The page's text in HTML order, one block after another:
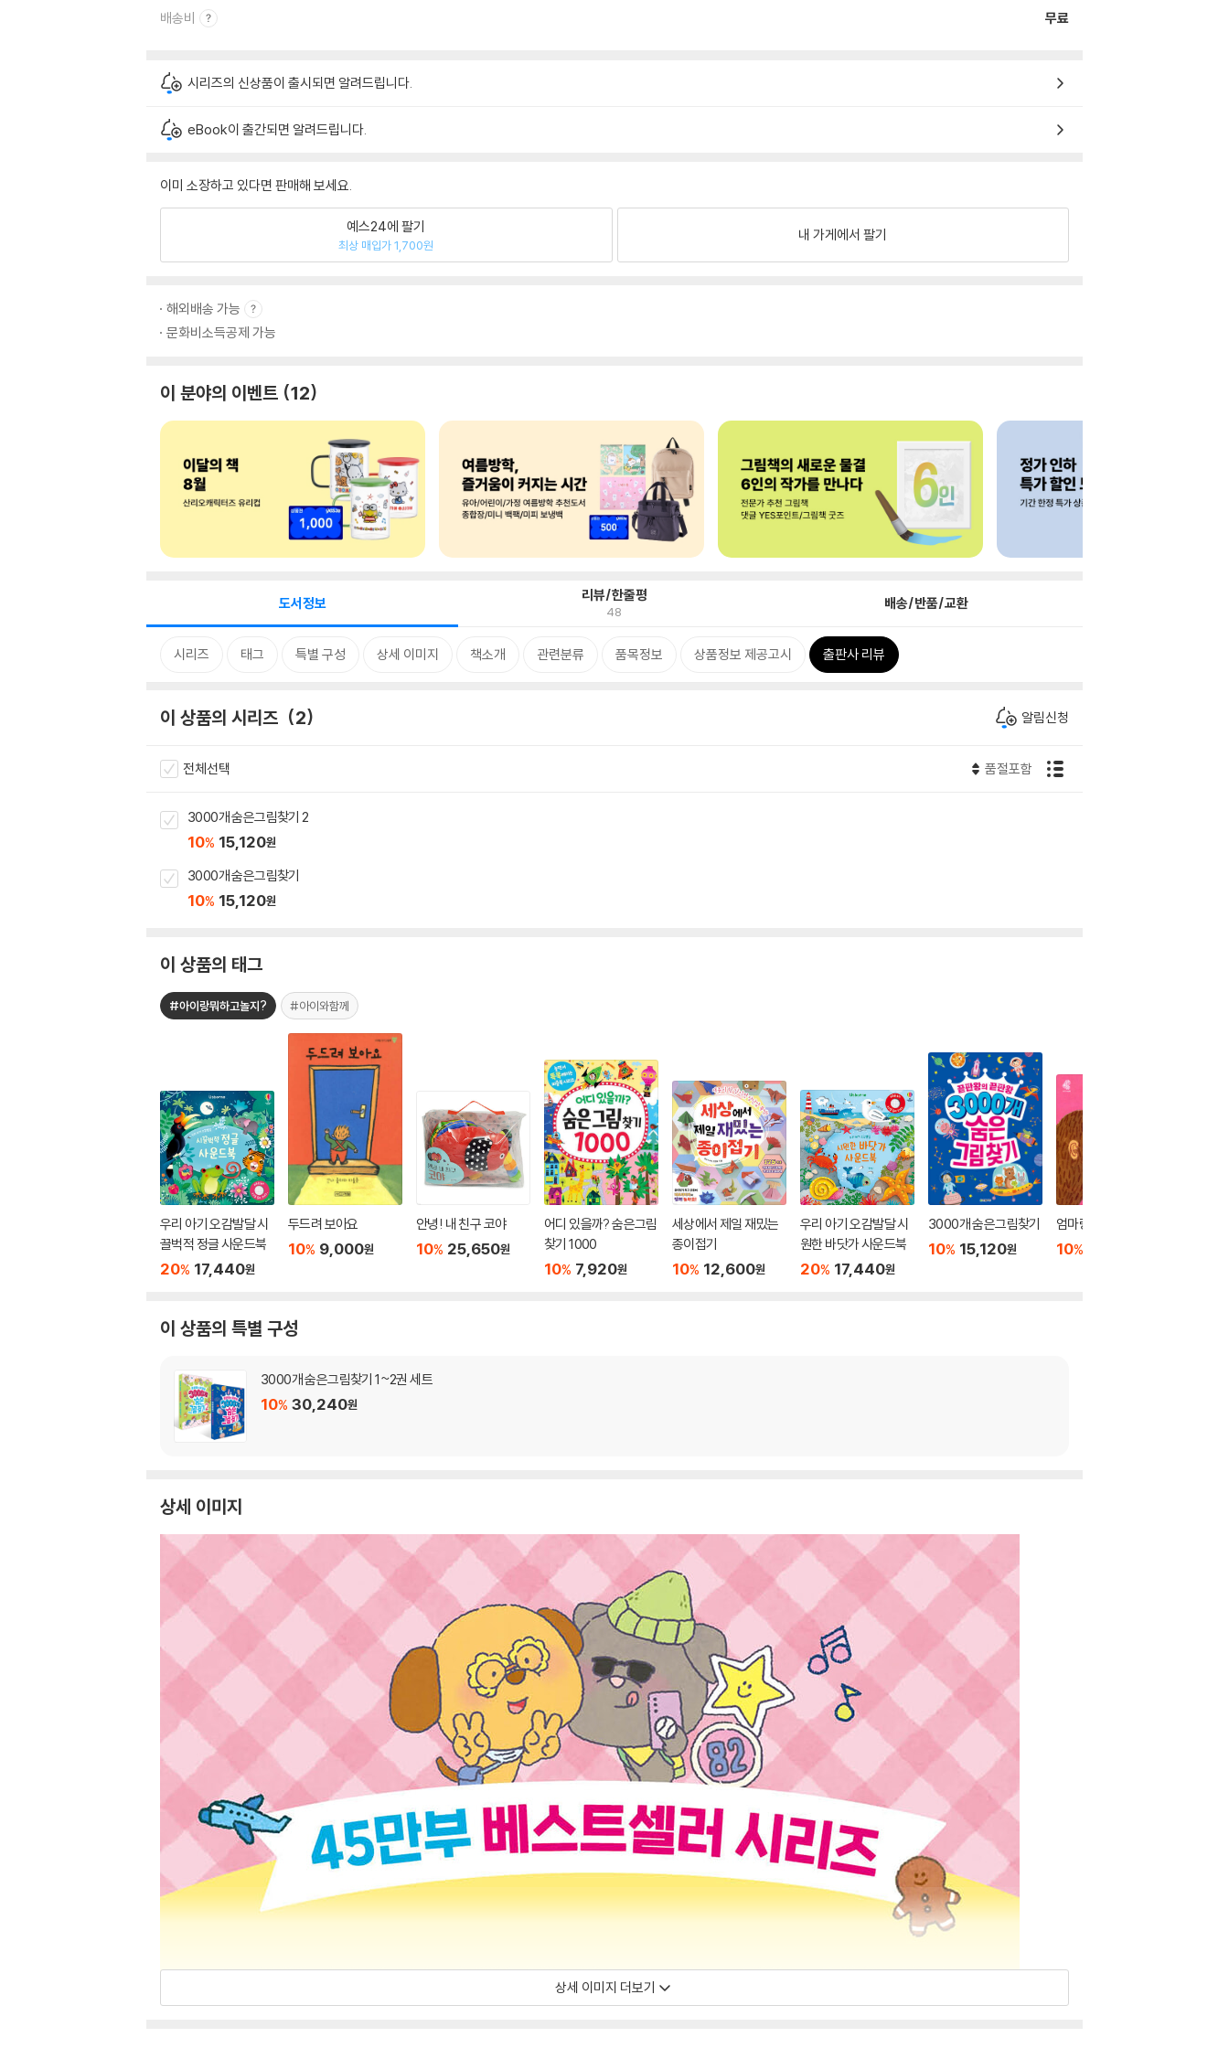
배송비 무료
시리즈의 신상품이 출시되면 알려드립니다.
eBook이 출간되면 알려드립니다.
이미 소장하고 있다면 판매해 보세요.
예스24에 팔기
최상 매입가 1,700원
내 가게에서 팔기
해외배송 가능
문화비소득공제 가능
이 분야의 이벤트 12
도서정보 리뷰/한줄평
48 배송/반품/교환
시리즈 태그 특별 구성 상세 이미지 책소개 관련분류 품목정보 상품정보 제공고시 출판사 리뷰
이 상품의 시리즈 2 알림신청
전체선택 품절포함
3000개 숨은그림찾기 2
10% 15,120원
3000개 숨은그림찾기
10% 15,120원
이 상품의 태그
#아이랑뭐하고놀지? #아이와함께
우리 아기 오감발달 시
끌벅적 정글 사운드북
20% 17,440원
두드려 보아요
10% 9,000원
안녕! 내 친구 코야
10% 25,650원
어디 있을까? 숨은그림
찾기 1000
10% 7,920원
세상에서 제일 재밌는
종이접기
10% 12,600원
우리 아기 오감발달 시
원한 바닷가 사운드북
20% 17,440원
3000개 숨은그림찾기
10% 15,120원
엄마랑 뽀뽀
10%
이 상품의 특별 구성
3000개 숨은그림찾기 1~2권 세트
10% 30,240원
상세 이미지
상세 이미지 더보기